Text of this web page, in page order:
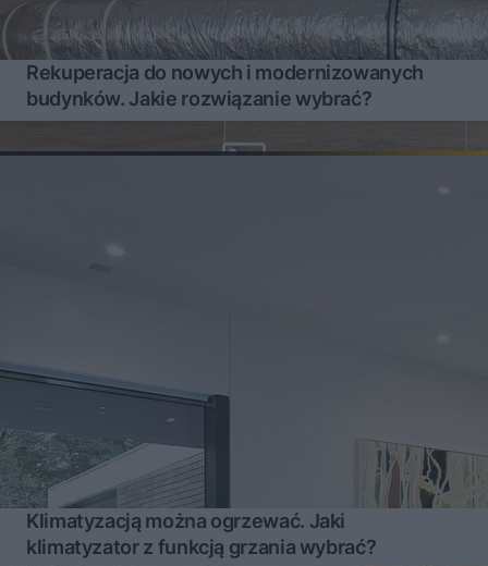
Rekuperacja do nowych i modernizowanych
budynków. Jakie rozwiązanie wybrać?
Klimatyzacją można ogrzewać. Jaki
klimatyzator z funkcją grzania wybrać?